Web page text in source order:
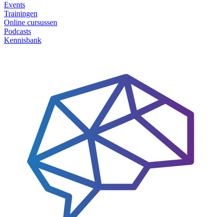
Events
Trainingen
Online cursussen
Podcasts
Kennisbank